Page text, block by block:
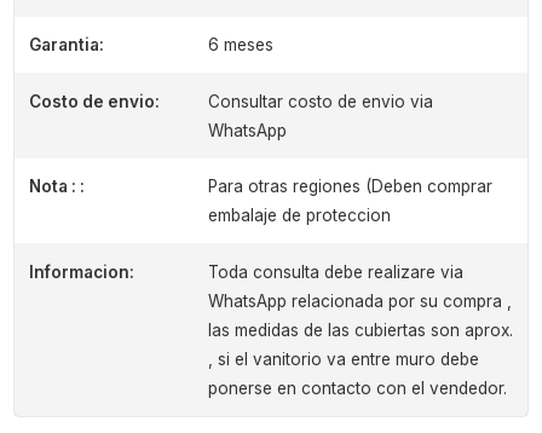
Garantia: 6 meses
Costo de envio:
Consultar costo de envio via
WhatsApp
Nota : :
Para otras regiones (Deben comprar
embalaje de proteccion
Informacion:
Toda consulta debe realizare via
WhatsApp relacionada por su compra ,
las medidas de las cubiertas son aprox.
, si el vanitorio va entre muro debe
ponerse en contacto con el vendedor.